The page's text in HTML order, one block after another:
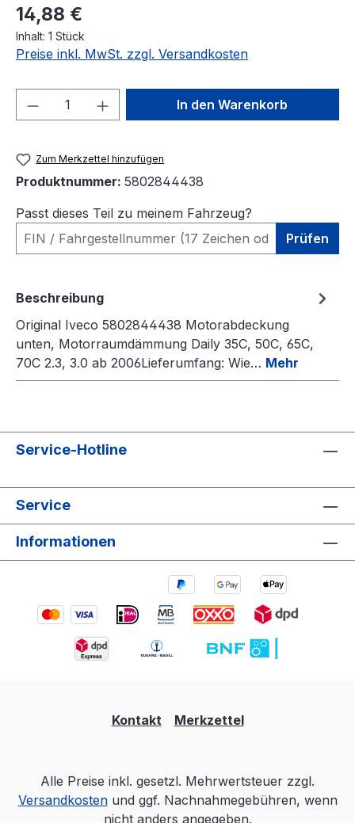
Regulärer Preis:
14,88 €
Inhalt: 1 Stück
Preise inkl. MwSt. zzgl. Versandkosten
Produkt Anzahl: Gib denIn den Warenkorb
Zum Merkzettel hinzufügen
Produktnummer: 5802844438
Passt dieses Teil zu meinem Fahrzeug?
Prüfen
Beschreibung
Original Iveco 5802844438 Motorabdeckung
unten, Motorraumdämmung Daily 35C, 50C, 65C,
70C 2.3, 3.0 ab 2006Lieferumfang: Wie… Mehr
Service-Hotline
Service
Informationen
Kontakt Merkzettel
Alle Preise inkl. gesetzl. Mehrwertsteuer zzgl.
Versandkostenund ggf. Nachnahmegebühren, wenn
nicht anders angegeben.